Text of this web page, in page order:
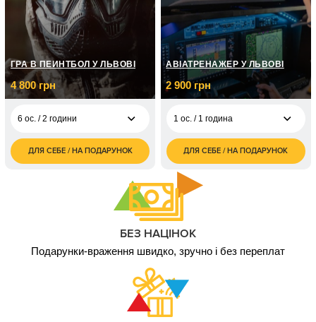
ГРА В ПЕЙНТБОЛ У ЛЬВОВІ
4 800 грн
6 ос. / 2 години
4 800
грн
ДЛЯ СЕБЕ / НА ПОДАРУНОК
АВІАТРЕНАЖЕР У ЛЬВОВІ
2 900 грн
1 ос. / 1 година
2 900
грн
1 ос. / 2 години
1 ос. / 3 години
1 ос. / 9 годин
15 000
1 ос. / 18 годин
ДЛЯ СЕБЕ / НА ПОДАРУНОК
БЕЗ НАЦІНОК
Подарунки-враження швидко, зручно і без переплат